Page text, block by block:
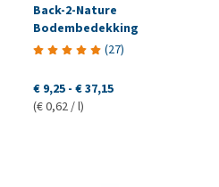
Back-2-Nature
Bodembedekking
(27)
€ 9,25 - € 37,15
(€ 0,62 / l)